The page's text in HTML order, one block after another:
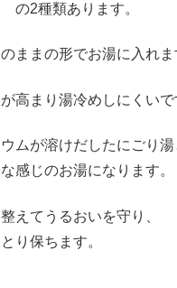
の2種類あります。
ままの形でお湯に入れま
高まり湯冷めしにくいで
ムが溶けだしたにごり湯
感じのお湯になります。
えてうるおいを守り、
り保ちます。